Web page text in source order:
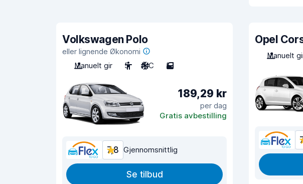
Volkswagen Polo
eller lignende Økonomi
Manuelt gir
5 A/C 5
189,29 kr
per dag
Gratis avbestilling
7,8 Gjennomsnittlig
Se tilbud
Opel
Manuelt